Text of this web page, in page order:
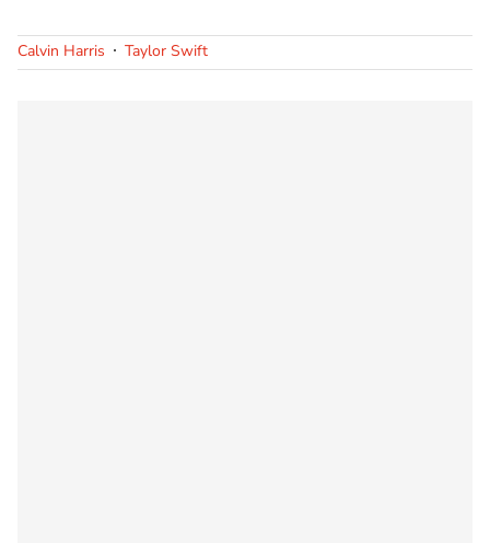
Calvin Harris Taylor Swift